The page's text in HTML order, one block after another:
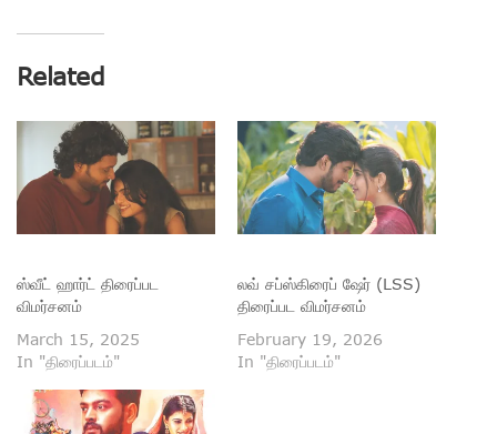
Related
ஸ்வீட் ஹார்ட் திரைப்பட
விமர்சனம்
March 15, 2025
In "திரைப்படம்"
லவ் சப்ஸ்கிரைப் ஷேர் (LSS)
திரைப்பட விமர்சனம்
February 19, 2026
In "திரைப்படம்"